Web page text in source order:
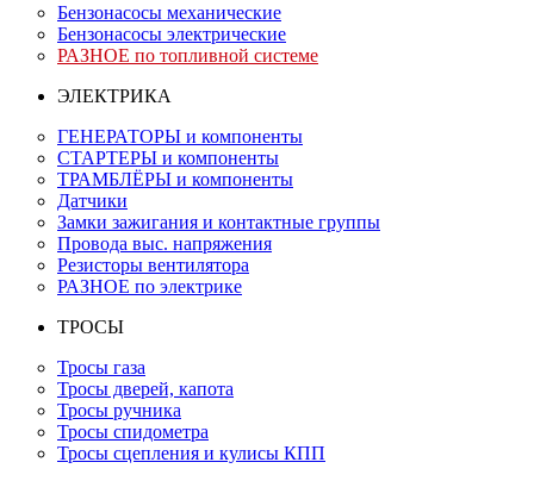
Бензонасосы механические
Бензонасосы электрические
РАЗНОЕ по топливной системе
ЭЛЕКТРИКА
ГЕНЕРАТОРЫ и компоненты
СТАРТЕРЫ и компоненты
ТРАМБЛЁРЫ и компоненты
Датчики
Замки зажигания и контактные группы
Провода выс. напряжения
Резисторы вентилятора
РАЗНОЕ по электрике
ТРОСЫ
Тросы газа
Тросы дверей, капота
Тросы ручника
Тросы спидометра
Тросы сцепления и кулисы КПП